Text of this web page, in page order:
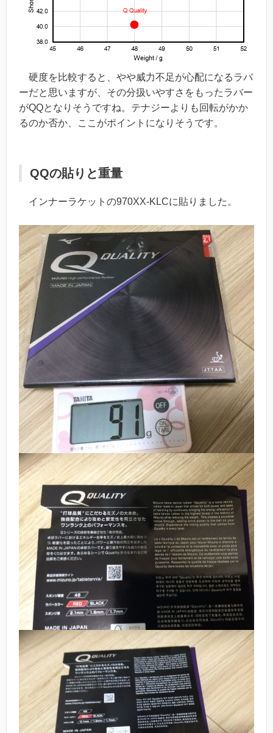
硬度を比較すると、やや威力不足が心配になるラバ
ーだと思いますが、その分扱いやすさをもったラバー
がQQとなりそうですね。テナジーよりも回転がかか
るのか否か、ここがポイントになりそうです。
QQの貼りと重量
インナーラケットの970XX-KLCに貼りました。